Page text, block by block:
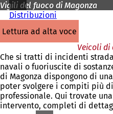
Vigili del fuoco di Magonza
Distribuzioni
lettura ad alta voce
Veicoli di
Che si tratti di incidenti
navali o fuoriuscite di
di Magonza dispongono di
poter svolgere i compiti più
professionale. Qui trovate
intervento, completi di